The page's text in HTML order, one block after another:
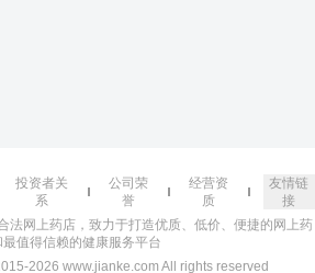
投资者关
系
公司荣
誉
经营资
质
友情链
接
法网上药店，致力于打造优质、低价、便捷的网上药
最值得信赖的健康服务平台
2026 www.jianke.com All rights reserved